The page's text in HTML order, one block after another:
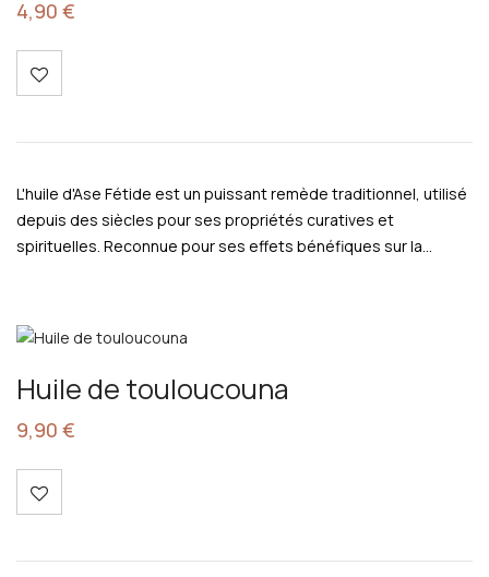
4,90 €
L'huile d'Ase Fétide est un puissant remède traditionnel, utilisé
depuis des siècles pour ses propriétés curatives et
spirituelles. Reconnue pour ses effets bénéfiques sur la…
Huile de touloucouna
9,90 €